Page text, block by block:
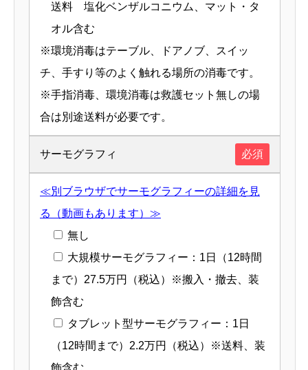
送料 塩化ベンザルコニウム、マット・タ
オル含む
※環境消毒はテーブル、ドアノブ、スイッ
チ、手すり等のよく触れる場所の消毒です。
※手指消毒、環境消毒は救護セット無しの場
合は別途送料が必要です。
サーモグラフィ 必須
≪別ブラウザでサーモグラフィーの詳細を見
る（動画もあります）≫
無し
大規模サーモグラフィー：1日（12時間
まで）27.5万円（税込）※搬入・撤去、装
飾含む
タブレット型サーモグラフィー：1日
（12時間まで）2.2万円（税込）※送料、装
飾含む